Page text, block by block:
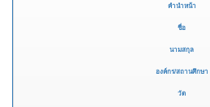
คำนำหน้า
ชื่อ
นามสกุล
องค์กร/สถานศึกษา
วัด